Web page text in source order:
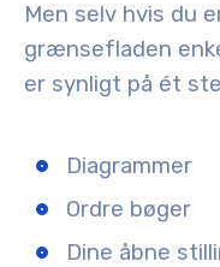
Men selv hvis du
grænsefladen
er synligt på ét
Diagrammer
Ordre bøger
Dine åbne